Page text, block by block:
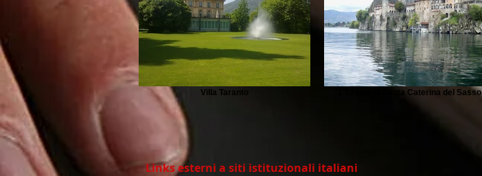
Villa Taranto L'Eremo di Santa Caterina del Sasso
Links esterni a siti istituzionali italiani